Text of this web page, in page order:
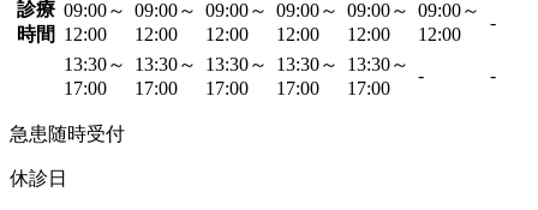
診療
時間
09:00～
12:00
09:00～
12:00
09:00～
12:00
09:00～
12:00
09:00～
12:00
09:00～
12:00
-
13:30～
17:00
13:30～
17:00
13:30～
17:00
13:30～
17:00
13:30～
17:00
- -
急患随時受付
休診日